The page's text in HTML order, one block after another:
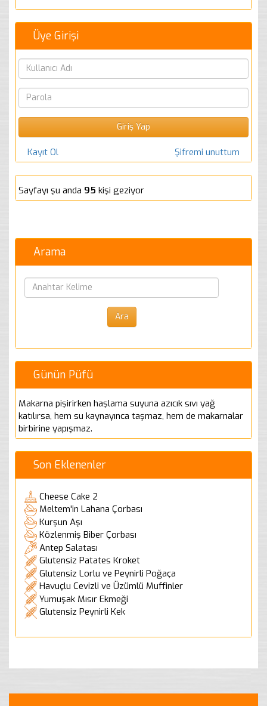
Üye Girişi
Kayıt Ol Şifremi unuttum
Sayfayı şu anda 95 kişi geziyor
Arama
Günün Püfü
Makarna pişirirken haşlama suyuna azıcık sıvı yağ
katılırsa, hem su kaynayınca taşmaz, hem de makarnalar
birbirine yapışmaz.
Son Eklenenler
Cheese Cake 2
Meltem'in Lahana Çorbası
Kurşun Aşı
Közlenmiş Biber Çorbası
Antep Salatası
Glutensiz Patates Kroket
Glutensiz Lorlu ve Peynirli Poğaça
Havuçlu Cevizli ve Üzümlü Muffinler
Yumuşak Mısır Ekmeği
Glutensiz Peynirli Kek